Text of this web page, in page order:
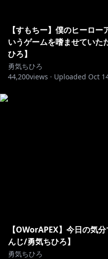
【すもちー】僕のヒーロ
いうゲームを嗜ませていた
ひろ】
勇気ちひろ
44,200views · Uploaded Oct
【OWorAPEX】今日の気
んじ/勇気ちひろ】
勇気ちひろ